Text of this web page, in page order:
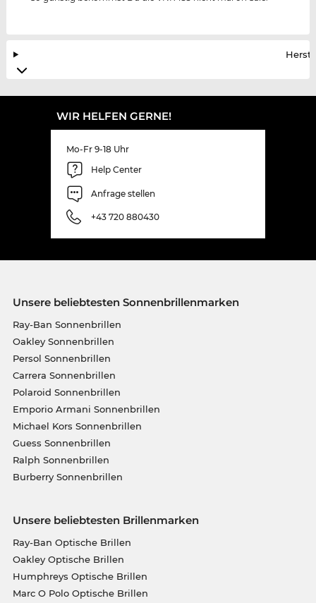
WIR HELFEN GERNE!
Mo-Fr 9-18 Uhr
Help Center
Anfrage stellen
+43 720 880430
Unsere beliebtesten Sonnenbrillenmarken
Ray-Ban Sonnenbrillen
Oakley Sonnenbrillen
Persol Sonnenbrillen
Carrera Sonnenbrillen
Polaroid Sonnenbrillen
Emporio Armani Sonnenbrillen
Michael Kors Sonnenbrillen
Guess Sonnenbrillen
Ralph Sonnenbrillen
Burberry Sonnenbrillen
Unsere beliebtesten Brillenmarken
Ray-Ban Optische Brillen
Oakley Optische Brillen
Humphreys Optische Brillen
Marc O Polo Optische Brillen